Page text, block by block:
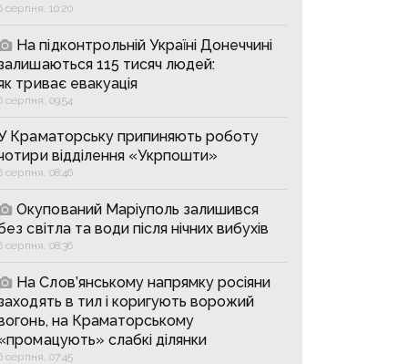
серпня, 10:20
На підконтрольній Україні Донеччині
115 тисяч людей:
триває евакуація
серпня, 09:54
Краматорську припиняють роботу
відділення «Укрпошти»
серпня, 08:46
Окупований Маріуполь залишився
світла та води після нічних вибухів
серпня, 08:36
На Слов’янському напрямку росіяни
в тил і коригують ворожий
на Краматорському
слабкі ділянки
серпня, 07:45